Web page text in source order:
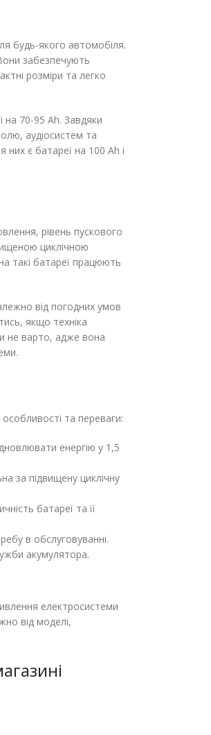
будь-якого автомобіля.
забезпечують
розміри та легко
70-95 Ah. Завдяки
аудіосистем та
є батареї на 100 Ah і
рівень пускового
циклічною
такі батареї працюють
від погодних умов
якщо техніка
не варто, адже вона
та переваги:
енергію у 1,5
за підвищену циклічну
батареї та її
в обслуговуванні.
акумулятора.
електросистеми
від моделі,